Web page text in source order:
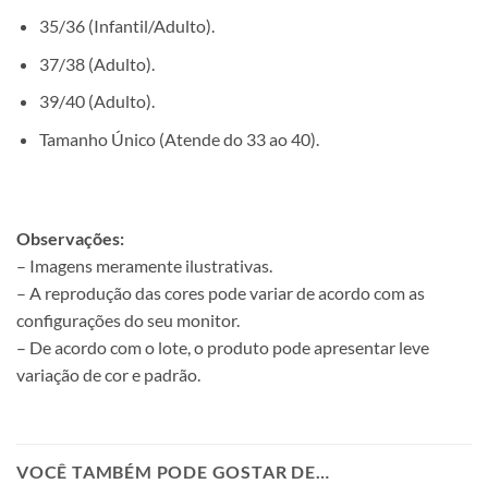
35/36 (Infantil/Adulto).
37/38 (Adulto).
39/40 (Adulto).
Tamanho Único (Atende do 33 ao 40).
Observações:
– Imagens meramente ilustrativas.
– A reprodução das cores pode variar de acordo com as
configurações do seu monitor.
– De acordo com o lote, o produto pode apresentar leve
variação de cor e padrão.
VOCÊ TAMBÉM PODE GOSTAR DE…